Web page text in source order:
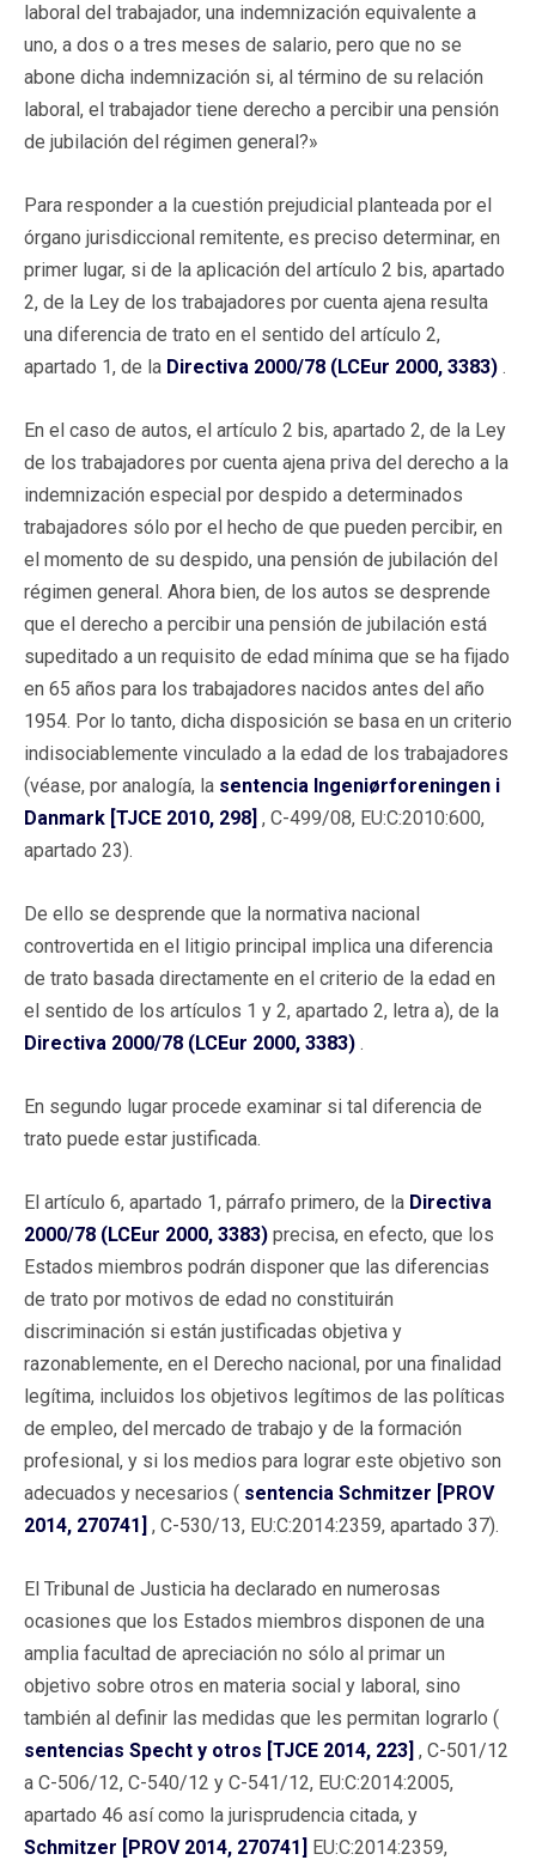
laboral del trabajador, una indemnización equivalente a
uno, a dos o a tres meses de salario, pero que no se
abone dicha indemnización si, al término de su relación
laboral, el trabajador tiene derecho a percibir una pensión
de jubilación del régimen general?»
Para responder a la cuestión prejudicial planteada por el
órgano jurisdiccional remitente, es preciso determinar, en
primer lugar, si de la aplicación del artículo 2 bis, apartado
2, de la Ley de los trabajadores por cuenta ajena resulta
una diferencia de trato en el sentido del artículo 2,
apartado 1, de la Directiva 2000/78 (LCEur 2000, 3383) .
En el caso de autos, el artículo 2 bis, apartado 2, de la Ley
de los trabajadores por cuenta ajena priva del derecho a la
indemnización especial por despido a determinados
trabajadores sólo por el hecho de que pueden percibir, en
el momento de su despido, una pensión de jubilación del
régimen general. Ahora bien, de los autos se desprende
que el derecho a percibir una pensión de jubilación está
supeditado a un requisito de edad mínima que se ha fijado
en 65 años para los trabajadores nacidos antes del año
1954. Por lo tanto, dicha disposición se basa en un criterio
indisociablemente vinculado a la edad de los trabajadores
(véase, por analogía, la sentencia Ingeniørforeningen i
Danmark [TJCE 2010, 298] , C-499/08, EU:C:2010:600,
apartado 23).
De ello se desprende que la normativa nacional
controvertida en el litigio principal implica una diferencia
de trato basada directamente en el criterio de la edad en
el sentido de los artículos 1 y 2, apartado 2, letra a), de la
Directiva 2000/78 (LCEur 2000, 3383) .
En segundo lugar procede examinar si tal diferencia de
trato puede estar justificada.
El artículo 6, apartado 1, párrafo primero, de la Directiva
2000/78 (LCEur 2000, 3383) precisa, en efecto, que los
Estados miembros podrán disponer que las diferencias
de trato por motivos de edad no constituirán
discriminación si están justificadas objetiva y
razonablemente, en el Derecho nacional, por una finalidad
legítima, incluidos los objetivos legítimos de las políticas
de empleo, del mercado de trabajo y de la formación
profesional, y si los medios para lograr este objetivo son
adecuados y necesarios ( sentencia Schmitzer [PROV
2014, 270741] , C-530/13, EU:C:2014:2359, apartado 37).
El Tribunal de Justicia ha declarado en numerosas
ocasiones que los Estados miembros disponen de una
amplia facultad de apreciación no sólo al primar un
objetivo sobre otros en materia social y laboral, sino
también al definir las medidas que les permitan lograrlo (
sentencias Specht y otros [TJCE 2014, 223] , C-501/12
a C-506/12, C-540/12 y C-541/12, EU:C:2014:2005,
apartado 46 así como la jurisprudencia citada, y
Schmitzer [PROV 2014, 270741] EU:C:2014:2359,